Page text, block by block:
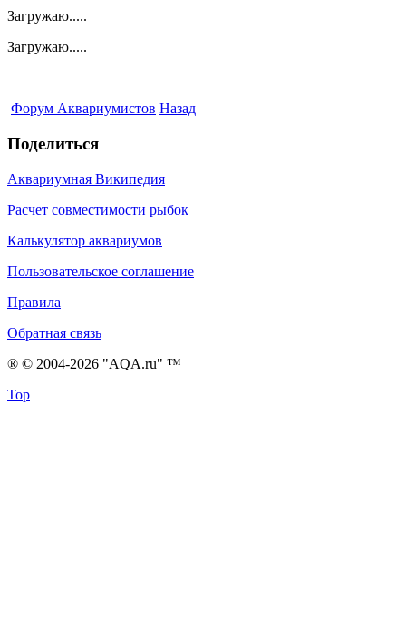
Загружаю.....
Загружаю.....
Форум Аквариумистов Назад
Поделиться
Аквариумная Википедия
Расчет совместимости рыбок
Калькулятор аквариумов
Пользовательское соглашение
Правила
Обратная связь
® © 2004-2026 "AQA.ru" ™
Top